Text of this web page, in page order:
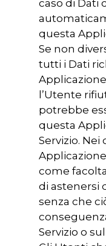
caso di Dati
questa
Se non
tutti i Dati
l’Utente
potrebbe
questa
Servizio. Nei
come
di astenersi
senza che
Servizio o